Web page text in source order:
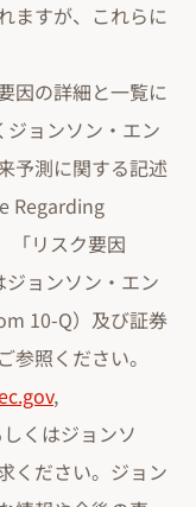
ますが、これらに
因の詳細と一覧に
ョンソン・エン
予測に関する記述
Regarding
リスク要因
ジョンソン・エン
10-Q）及び証券
照ください。
,
くはジョンソ
ください。ジョン